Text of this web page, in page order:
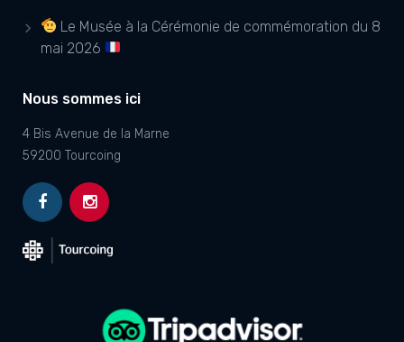
Le Musée à la Cérémonie de commémoration du 8
mai 2026
Nous sommes ici
4 Bis Avenue de la Marne
59200 Tourcoing